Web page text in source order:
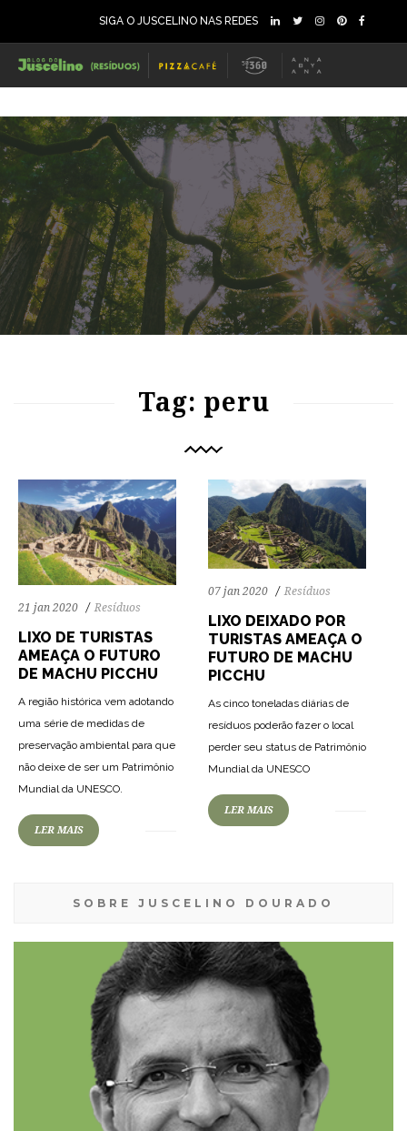
SIGA O JUSCELINO NAS REDES
Tag: peru
21 jan 2020 Resíduos
LIXO DE TURISTAS
AMEAÇA O FUTURO
DE MACHU PICCHU
A região histórica vem adotando
uma série de medidas de
preservação ambiental para que
não deixe de ser um Patrimônio
Mundial da UNESCO.
LER MAIS
07 jan 2020 Resíduos
LIXO DEIXADO POR
TURISTAS AMEAÇA O
FUTURO DE MACHU
PICCHU
As cinco toneladas diárias de
resíduos poderão fazer o local
perder seu status de Patrimônio
Mundial da UNESCO
LER MAIS
SOBRE JUSCELINO DOURADO